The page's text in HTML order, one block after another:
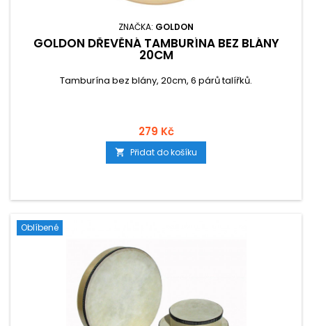
ZNAČKA: GOLDON
GOLDON DŘEVĚNÁ TAMBURÍNA BEZ BLÁNY
20CM
Tamburína bez blány, 20cm, 6 párů talířků.
279 Kč
 Přidat do košíku
Oblíbené